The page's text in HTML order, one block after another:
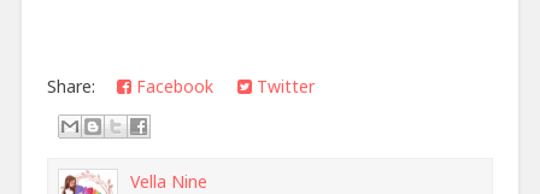
Share: Facebook Twitter
Vella Nine